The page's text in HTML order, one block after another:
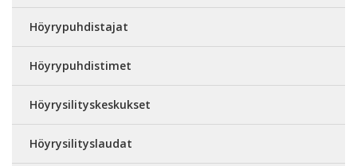
Höyrypuhdistajat
Höyrypuhdistimet
Höyrysilityskeskukset
Höyrysilityslaudat